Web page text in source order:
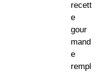
recett
e
gour
mand
e
rempl